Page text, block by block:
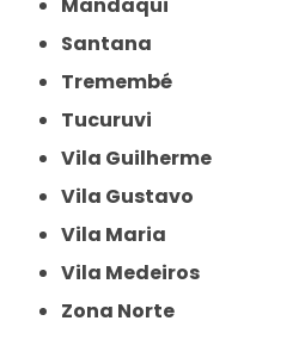
Mandaqui
Santana
Tremembé
Tucuruvi
Vila Guilherme
Vila Gustavo
Vila Maria
Vila Medeiros
Zona Norte